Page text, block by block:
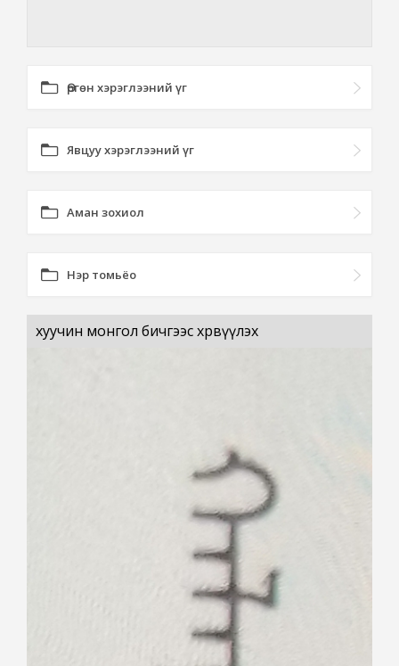
Өргөн хэрэглээний үг
Явцуу хэрэглээний үг
Аман зохиол
Нэр томьёо
хуучин монгол бичгээс хөрвүүлэх